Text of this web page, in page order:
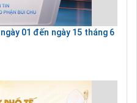
01 đến ngày 15 tháng 6